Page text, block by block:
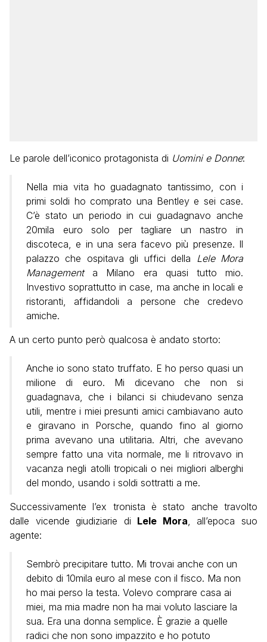
Le parole dell’iconico protagonista di Uomini e Donne:
Nella mia vita ho guadagnato tantissimo, con i
primi soldi ho comprato una Bentley e sei case.
C’è stato un periodo in cui guadagnavo anche
20mila euro solo per tagliare un nastro in
discoteca, e in una sera facevo più presenze. Il
palazzo che ospitava gli uffici della Lele Mora
Managementa Milano era quasi tutto mio.
Investivo soprattutto in case, ma anche in locali e
ristoranti, affidandoli a persone che credevo
amiche.
A un certo punto però qualcosa è andato storto:
Anche io sono stato truffato. E ho perso quasi un
milione di euro. Mi dicevano che non si
guadagnava, che i bilanci si chiudevano senza
utili, mentre i miei presunti amici cambiavano auto
e giravano in Porsche, quando fino al giorno
prima avevano una utilitaria. Altri, che avevano
sempre fatto una vita normale, me li ritrovavo in
vacanza negli atolli tropicali o nei migliori alberghi
del mondo, usando i soldi sottratti a me.
Successivamente l’ex tronista è stato anche travolto
dalle vicende giudiziarie di Lele Mora, all’epoca suo
agente:
Sembrò precipitare tutto. Mi trovai anche con un
debito di 10mila euro al mese con il fisco. Ma non
ho mai perso la testa. Volevo comprare casa ai
miei, ma mia madre non ha mai voluto lasciare la
sua. Era una donna semplice. È grazie a quelle
radici che non sono impazzito e ho potuto